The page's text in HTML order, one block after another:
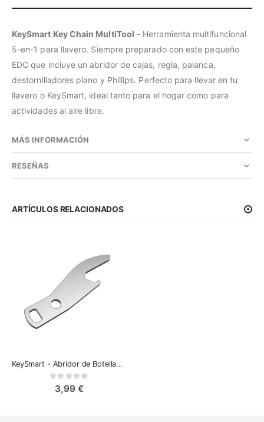
KeySmart Key Chain MultiTool - Herramienta multifuncional
5-en-1 para llavero. Siempre preparado con este pequeño
EDC que incluye un abridor de cajas, regla, palanca,
destornilladores plano y Phillips. Perfecto para llevar en tu
llavero o KeySmart, ideal tanto para el hogar como para
actividades al aire libre.
MÁS INFORMACIÓN
RESEÑAS
ARTÍCULOS RELACIONADOS
KeySmart - Abridor de Botellas de Acero Inoxidable
Rating:
3,99 €